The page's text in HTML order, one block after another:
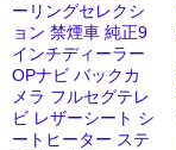
ーリングセレクシ
ョン 禁煙車 純正9
インチディーラー
OPナビ バックカ
メラ フルセグテレ
ビ レザーシート シ
ートヒーター ステ